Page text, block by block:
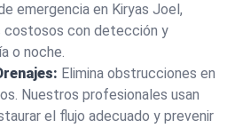
emergencia en Kiryas Joel,
costosos con detección y
o noche.
Elimina obstrucciones en
Nuestros profesionales usan
el flujo adecuado y prevenir